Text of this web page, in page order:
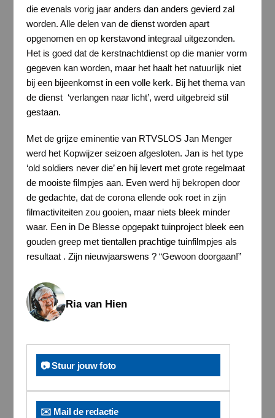
die evenals vorig jaar anders dan anders gevierd zal
worden. Alle delen van de dienst worden apart
opgenomen en op kerstavond integraal uitgezonden.
Het is goed dat de kerstnachtdienst op die manier vorm
gegeven kan worden, maar het haalt het natuurlijk niet
bij een bijeenkomst in een volle kerk. Bij het thema van
de dienst ‘verlangen naar licht’, werd uitgebreid stil
gestaan.
Met de grijze eminentie van RTVSLOS Jan Menger
werd het Kopwijzer seizoen afgesloten. Jan is het type
‘old soldiers never die’ en hij levert met grote regelmaat
de mooiste filmpjes aan. Even werd hij bekropen door
de gedachte, dat de corona ellende ook roet in zijn
filmactiviteiten zou gooien, maar niets bleek minder
waar. Een in De Blesse opgepakt tuinproject bleek een
gouden greep met tientallen prachtige tuinfilmpjes als
resultaat . Zijn nieuwjaarswens ? “Gewoon doorgaan!”
Ria van Hien
📷 Stuur jouw foto
✉️ Mail de redactie